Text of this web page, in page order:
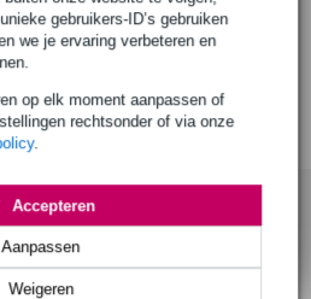
gebruikers-ID’s gebruiken
we je ervaring verbeteren en
op elk moment aanpassen of
rechtsonder of via onze
.
Weigeren
Aanpassen
Accepteren